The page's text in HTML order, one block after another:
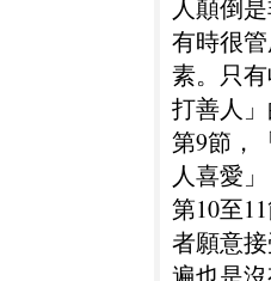
人顛倒
有時很
素。只
打善人
第9節，
人喜愛
第10至
者願意